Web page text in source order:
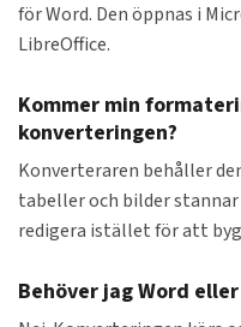
för Word. Den öppnas i
LibreOffice.
Kommer min
konverteringen?
Konverteraren behåller
tabeller och bilder stannar
redigera istället för att
Behöver jag Word